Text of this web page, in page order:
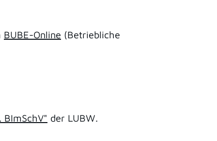
BUBE-Online (Betriebliche
BImSchV" der LUBW.